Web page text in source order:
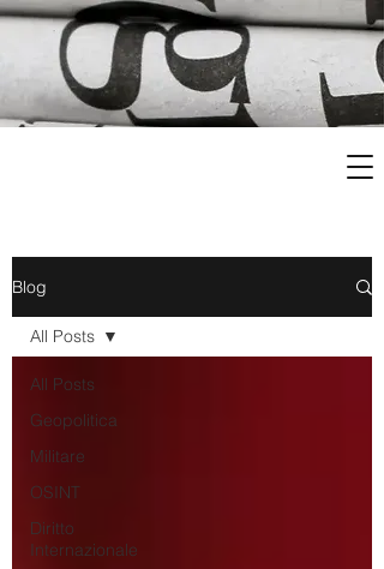
Blog
All Posts
Geopolitica
Militare
OSINT
Diritto
Internazionale
All Posts